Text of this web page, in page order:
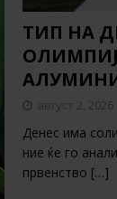
ТИП НА
август 2, 2026
Денес има
ние ќе го
првенство […]